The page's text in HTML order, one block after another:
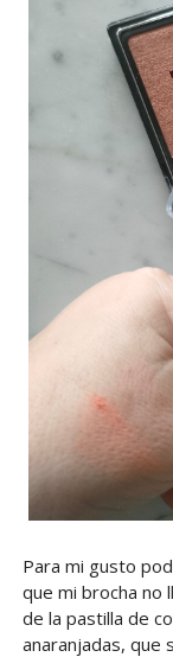
Para mi gusto
que mi brocha no
de la pastilla de
anaranjadas, que